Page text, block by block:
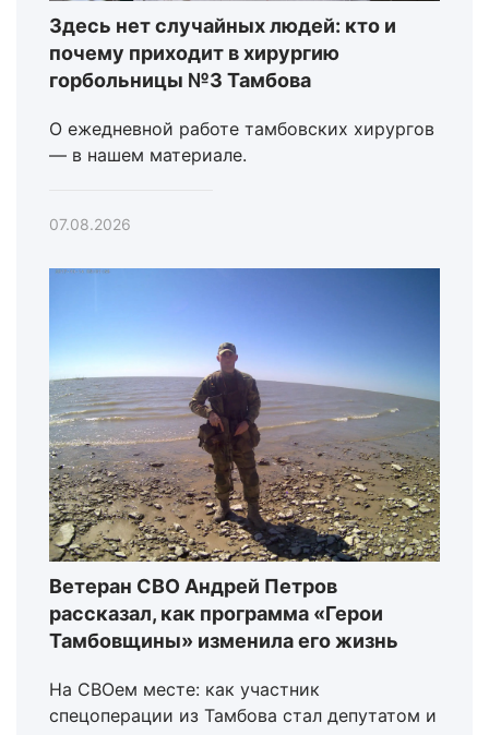
Здесь нет случайных людей: кто и
почему приходит в хирургию
горбольницы №3 Тамбова
О ежедневной работе тамбовских хирургов
— в нашем материале.
07.08.2026
Ветеран СВО Андрей Петров
рассказал, как программа «Герои
Тамбовщины» изменила его жизнь
На СВОем месте: как участник
спецоперации из Тамбова стал депутатом и